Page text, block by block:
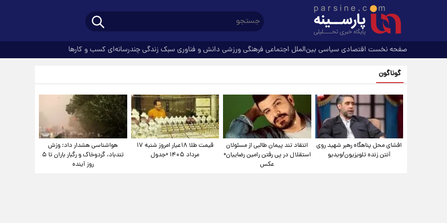
صفحه نخست اقتصادی سیاسی بین‌الملل اجتماعی فرهنگیورزشی دانش و فناوری سبک زندگیچندرسانه‌ای کسب و کارها
گوناگون
افشای محل پناهگاه‌ رهبر شهید روی
آنتن زنده تلویزیون/ویدیو
انتقاد تند پیمان طالبی از مسئولان
استقلال در پی رفتن رامین رضاییان+
عکس
قیمت طلا ۱۸عیار امروز شنبه ۱۷
مرداد ۱۴۰۵ +جدول
هواشناسی هشدار داد: وزش
تندباد، گردوخاک و رگبار باران تا ۵
روز آینده